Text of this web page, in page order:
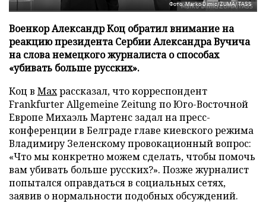
Фото: Marko Dimic/ZUMA/TASS
Военкор Александр Коц обратил внимание на
реакцию президента Сербии Александра Вучича
на слова немецкого журналиста о способах
«убивать больше русских».
Коц в Махрассказал, что корреспондент
Frankfurter Allgemeine Zeitung по Юго-Восточной
Европе Михаэль Мартенс задал на пресс-
конференции в Белграде главе киевского режима
Владимиру Зеленскому провокационный вопрос:
«Что мы конкретно можем сделать, чтобы помочь
вам убивать больше русских?». Позже журналист
попытался оправдаться в социальных сетях,
заявив о нормальности подобных обсуждений.